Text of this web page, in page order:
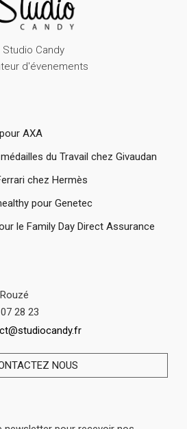
Studio Candy
d'évenements
AXA
du Travail chez Givaudan
chez Hermès
pour Genetec
le Family Day Direct Assurance
28 23
NOUS